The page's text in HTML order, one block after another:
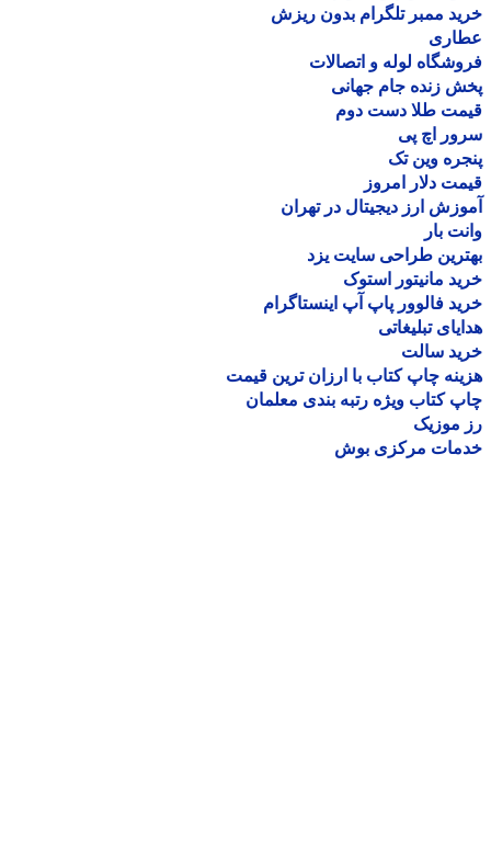
ممبر تلگرام بدون ریزش
لوله و اتصالات
زنده جام جهانی
طلا دست دوم
اچ پی
وین تک
دلار امروز
ارز دیجیتال در تهران
بار
طراحی سایت یزد
مانیتور استوک
فالوور پاپ آپ اینستاگرام
تبلیغاتی
سالت
چاپ کتاب با ارزان ترین قیمت
کتاب ویژه رتبه بندی معلمان
موزیک
مرکزی بوش